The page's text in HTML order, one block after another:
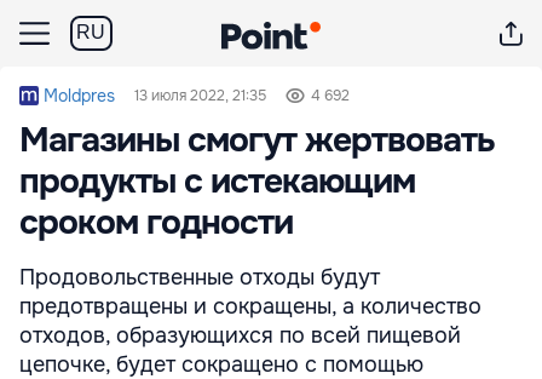
RU
Moldpres 13 июля 2022, 21:35 4 692
Магазины смогут жертвовать
продукты с истекающим
сроком годности
Продовольственные отходы будут
предотвращены и сокращены, а количество
отходов, образующихся по всей пищевой
цепочке, будет сокращено с помощью